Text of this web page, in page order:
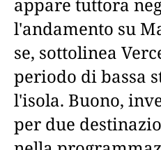
l'andamento su
se, sottolinea
periodo di bassa
l'isola. Buono,
per due